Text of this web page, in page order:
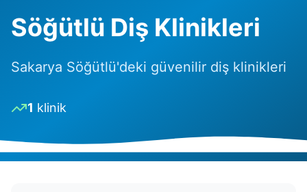
Söğütlü Diş Klinikleri
Sakarya Söğütlü'deki güvenilir diş klinikleri
1 klinik